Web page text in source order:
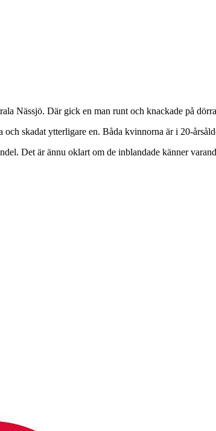
Nässjö. Där gick en man runt och knackade på
skadat ytterligare en. Båda kvinnorna är i
Det är ännu oklart om de inblandade känner